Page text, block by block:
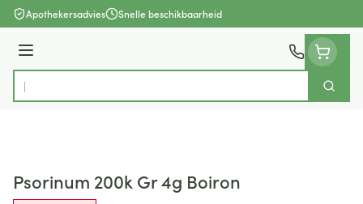
Ga naar de inhoud
Apothekersadvies Snelle beschikbaarheid
Menu
Product, merk, categorie...
Zoek
Psorinum 200k Gr 4g Boiron